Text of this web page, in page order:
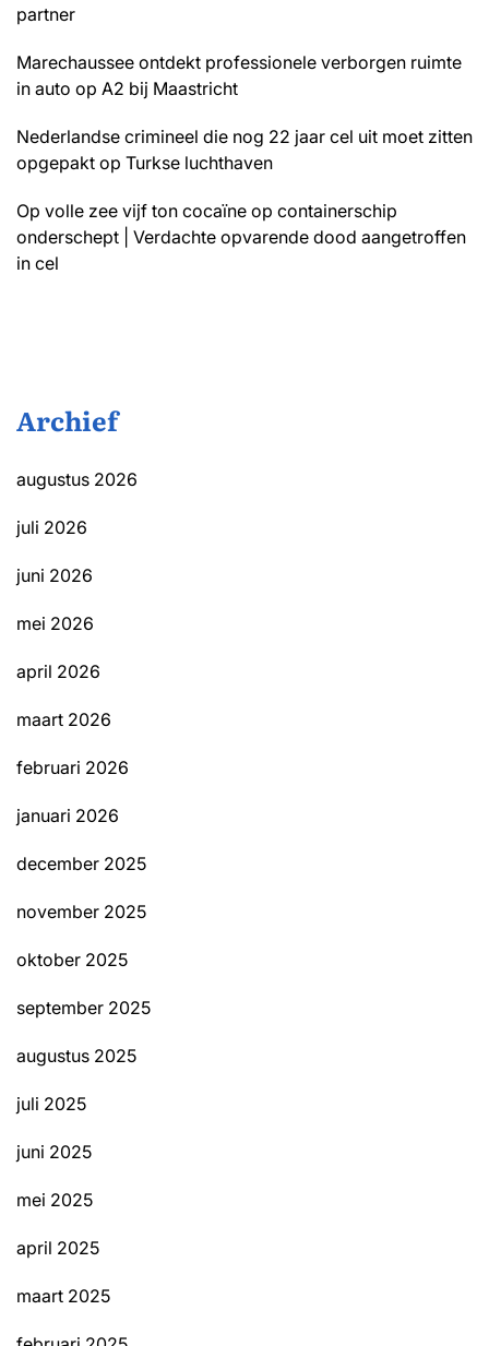
partner
Marechaussee ontdekt professionele verborgen ruimte
in auto op A2 bij Maastricht
Nederlandse crimineel die nog 22 jaar cel uit moet zitten
opgepakt op Turkse luchthaven
Op volle zee vijf ton cocaïne op containerschip
onderschept | Verdachte opvarende dood aangetroffen
in cel
Archief
augustus 2026
juli 2026
juni 2026
mei 2026
april 2026
maart 2026
februari 2026
januari 2026
december 2025
november 2025
oktober 2025
september 2025
augustus 2025
juli 2025
juni 2025
mei 2025
april 2025
maart 2025